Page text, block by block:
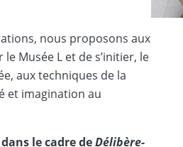
nous proposons aux
Musée L et de s’initier, le
aux techniques de la
et imagination au
le cadre deDélibère-